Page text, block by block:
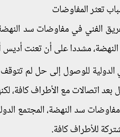
تعثر المفاوضات
الفني في مفاوضات سد
مشددا على أن تعنت
للوصول إلى حل لم تتوقف
اتصالات مع الأطراف كافة،
سد النهضة، المجتمع
للأطراف كافة.